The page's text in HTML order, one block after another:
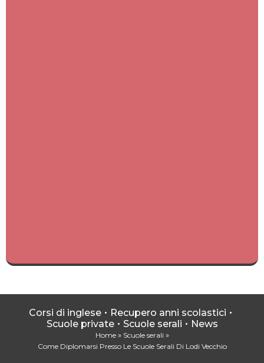
Corsi di inglese
Recupero anni scolastici
Scuole private
Scuole serali News
Home » Scuole serali »
Come Diplomarsi Presso Le Scuole Serali Di Lodi Vecchio